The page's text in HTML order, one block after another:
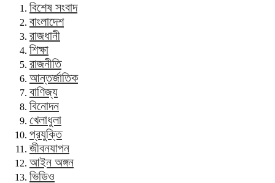
বিশেষ সংবাদ
বাংলাদেশ
রাজধানী
শিক্ষা
রাজনীতি
আন্তর্জাতিক
বাণিজ্য
বিনোদন
খেলাধুলা
প্রযুক্তি
জীবনযাপন
আইন অঙ্গন
ভিডিও